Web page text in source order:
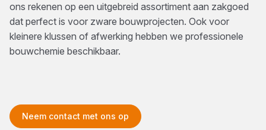
ons rekenen op een uitgebreid assortiment aan zakgoed
dat perfect is voor zware bouwprojecten. Ook voor
kleinere klussen of afwerking hebben we professionele
bouwchemie beschikbaar.
Neem contact met ons op